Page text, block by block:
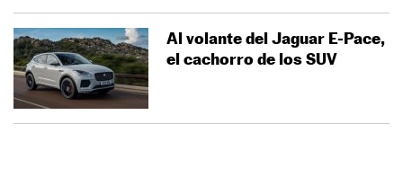
Al volante del Jaguar E-Pace,
el cachorro de los SUV